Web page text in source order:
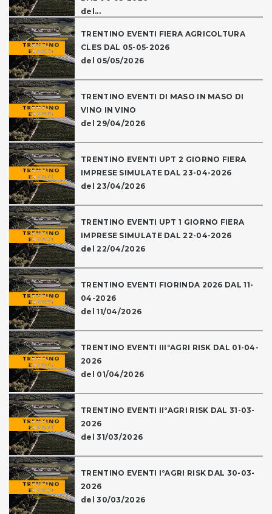
del...
TRENTINO EVENTI FIERA AGRICOLTURA
CLES DAL 05-05-2026
del 05/05/2026
TRENTINO EVENTI DI MASO IN MASO DI
VINO IN VINO
del 29/04/2026
TRENTINO EVENTI UPT 2 GIORNO FIERA
IMPRESE SIMULATE DAL 23-04-2026
del 23/04/2026
TRENTINO EVENTI UPT 1 GIORNO FIERA
IMPRESE SIMULATE DAL 22-04-2026
del 22/04/2026
TRENTINO EVENTI FIORINDA 2026 DAL 11-
04-2026
del 11/04/2026
TRENTINO EVENTI III°AGRI RISK DAL 01-04-
2026
del 01/04/2026
TRENTINO EVENTI II°AGRI RISK DAL 31-03-
2026
del 31/03/2026
TRENTINO EVENTI I°AGRI RISK DAL 30-03-
2026
del 30/03/2026